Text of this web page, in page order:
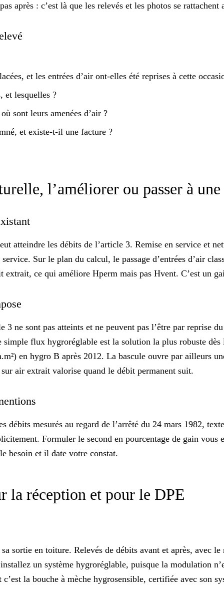
après : c’est là que les relevés et les photos se rattachent
et les entrées d’air ont-elles été reprises à cette
et lesquelles ?
sont leurs amenées d’air ?
et existe-t-il une facture ?
l’améliorer ou passer à
atteindre les débits de l’article 3. Remise en service et
Sur le plan du calcul, le passage d’entrées d’air
extrait, ce qui améliore Hperm mais pas Hvent. C’est un
3 ne sont pas atteints et ne peuvent pas l’être par reprise
simple flux hygroréglable est la solution la plus robuste dès
en hygro B après 2012. La bascule ouvre par ailleurs
air extrait valorise quand le débit permanent suit.
mesurés au regard de l’arrêté du 24 mars 1982,
Formuler le second en pourcentage de gain
besoin et il date votre constat.
la réception et pour le DPE
sortie en toiture. Relevés de débits avant et après, avec
un système hygroréglable, puisque la modulation
la bouche à mèche hygrosensible, certifiée avec son